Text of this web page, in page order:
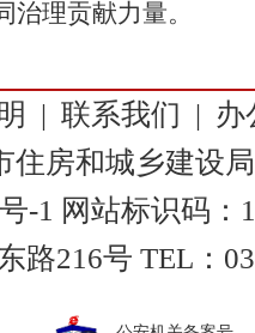
理贡献力量。
| 联系我们 | 办
住房和城乡建设
号-1 网站标识码：
路216号 TEL：